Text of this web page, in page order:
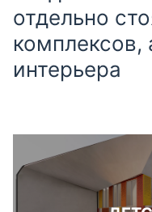
отдельно
комплексов,
интерьера